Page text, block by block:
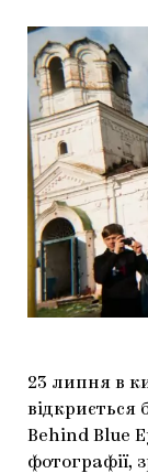
THE
23 липня в
відкриється
Behind Blue
фотографії,